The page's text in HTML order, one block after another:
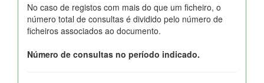
No caso de registos com mais do que um ficheiro, o
número total de consultas é dividido pelo número de
ficheiros associados ao documento.
Número de consultas no período indicado.